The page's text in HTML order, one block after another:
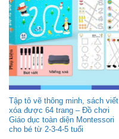
Tập tô vẽ thông minh, sách viết
xóa được 64 trang – Đồ chơi
Giáo dục toàn diện Montessori
cho bé từ 2-3-4-5 tuổi